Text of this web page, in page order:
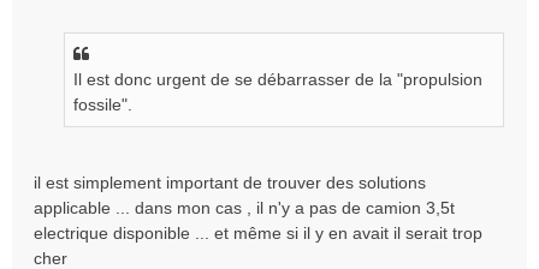
Il est donc urgent de se débarrasser de la "propulsion
fossile".
il est simplement important de trouver des solutions
applicable ... dans mon cas , il n'y a pas de camion 3,5t
electrique disponible ... et même si il y en avait il serait trop
cher